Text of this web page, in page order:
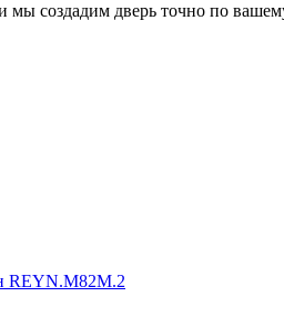
мы создадим дверь точно по